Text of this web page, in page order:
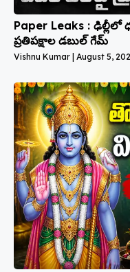
Paper Leaks : ఢిల్లీలో
ప్రతిపక్షాల డబుల్ గేమ్
Vishnu Kumar August 5,